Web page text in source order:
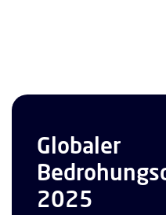
Globaler
2025